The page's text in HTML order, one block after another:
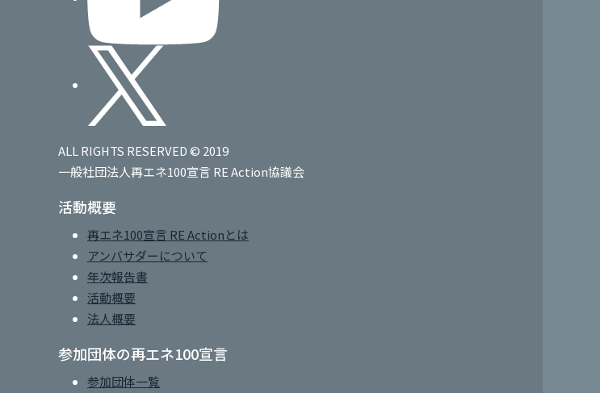
ALL RIGHTS RESERVED © 2019
一般社団法人再エネ100宣言 RE Action協議会
活動概要
再エネ100宣言 RE Actionとは
アンバサダーについて
年次報告書
活動概要
法人概要
参加団体の再エネ100宣言
参加団体一覧